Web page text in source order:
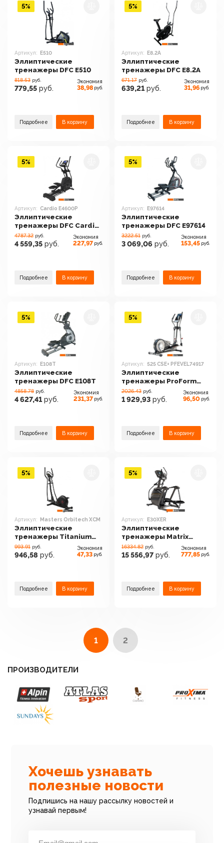
Артикул: E510
Эллиптические
тренажеры DFC E510
818.53 руб.
779,55 руб.
Экономия
38,98 руб.
Подробнее В корзину
5%
Артикул: E8.2A
Эллиптические
тренажеры DFC E8.2A
671.17 руб.
639,21 руб.
Экономия
31,96 руб.
Подробнее В корзину
5%
Артикул: Cardio E4600P
Эллиптические
тренажеры DFC Cardio
E4600P
4787.32 руб.
4 559,35 руб.
Экономия
227,97 руб.
Подробнее В корзину
5%
Артикул: E97614
Эллиптические
тренажеры DFC E97614
3222.51 руб.
3 069,06 руб.
Экономия
153,45 руб.
Подробнее В корзину
5%
Артикул: E108T
Эллиптические
тренажеры DFC E108T
4858.78 руб.
4 627,41 руб.
Экономия
231,37 руб.
Подробнее В корзину
5%
Артикул: 525 CSE+ PFEVEL74917
Эллиптические
тренажеры ProForm
525 CSE+ PFEVEL74917
2026.43 руб.
1 929,93 руб.
Экономия
96,50 руб.
Подробнее В корзину
5%
Артикул: Masters Orbitech XCM
Эллиптические
тренажеры Titanium
Masters Orbitech XCM
993.91 руб.
946,58 руб.
Экономия
47,33 руб.
Подробнее В корзину
5%
Артикул: E30XER
Эллиптические
тренажеры Matrix
E30XER
16334.82 руб.
15 556,97 руб.
Экономия
777,85 руб.
Подробнее В корзину
5%
1 2
ПРОИЗВОДИТЕЛИ
Хочешь узнавать
полезные новости
Подпишись на нашу рассылку новостей и
узнавай первым!